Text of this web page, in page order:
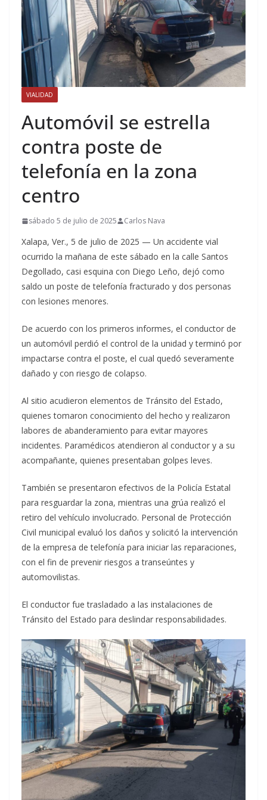
VIALIDAD
Automóvil se estrella
contra poste de
telefonía en la zona
centro
sábado 5 de julio de 2025 Carlos Nava
Xalapa, Ver., 5 de julio de 2025 — Un accidente vial
ocurrido la mañana de este sábado en la calle Santos
Degollado, casi esquina con Diego Leño, dejó como
saldo un poste de telefonía fracturado y dos personas
con lesiones menores.
De acuerdo con los primeros informes, el conductor de
un automóvil perdió el control de la unidad y terminó por
impactarse contra el poste, el cual quedó severamente
dañado y con riesgo de colapso.
Al sitio acudieron elementos de Tránsito del Estado,
quienes tomaron conocimiento del hecho y realizaron
labores de abanderamiento para evitar mayores
incidentes. Paramédicos atendieron al conductor y a su
acompañante, quienes presentaban golpes leves.
También se presentaron efectivos de la Policía Estatal
para resguardar la zona, mientras una grúa realizó el
retiro del vehículo involucrado. Personal de Protección
Civil municipal evaluó los daños y solicitó la intervención
de la empresa de telefonía para iniciar las reparaciones,
con el fin de prevenir riesgos a transeúntes y
automovilistas.
El conductor fue trasladado a las instalaciones de
Tránsito del Estado para deslindar responsabilidades.